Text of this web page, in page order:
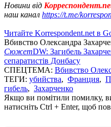
Новини від
наш канал https://t.me/
Читайте Korrespondent.net в
Вбивство Олександра
СюжетDW: Загибель
сепаратистів Донбасу
СПЕЦТЕМА: Вбивство
ТЕГИ: убийства, Франция,
гибель, Захарченко
Якщо ви помітили помилку,
натисніть Ctrl + Enter, щоб